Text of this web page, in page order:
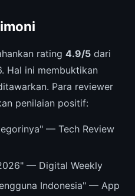
rating 4.9/5 dari
Hal ini membuktikan
Para reviewer
penilaian positif:
— Tech Review
— Digital Weekly
Indonesia" — App